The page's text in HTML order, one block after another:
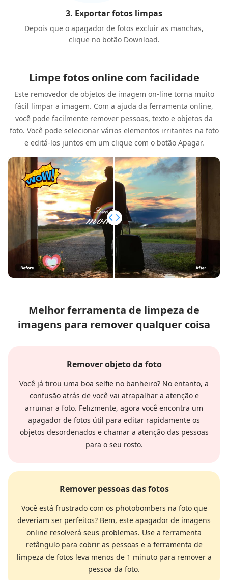
3. Exportar fotos limpas
Depois que o apagador de fotos excluir as manchas,
clique no botão Download.
Limpe fotos online com facilidade
Este removedor de objetos de imagem on-line torna muito
fácil limpar a imagem. Com a ajuda da ferramenta online,
você pode facilmente remover pessoas, texto e objetos da
foto. Você pode selecionar vários elementos irritantes na foto
e editá-los juntos em um clique com o botão Apagar.
Melhor ferramenta de limpeza de
imagens para remover qualquer coisa
Remover objeto da foto
Você já tirou uma boa selfie no banheiro? No entanto, a
confusão atrás de você vai atrapalhar a atenção e
arruinar a foto. Felizmente, agora você encontra um
apagador de fotos útil para editar rapidamente os
objetos desordenados e chamar a atenção das pessoas
para o seu rosto.
Remover pessoas das fotos
Você está frustrado com os photobombers na foto que
deveriam ser perfeitos? Bem, este apagador de imagens
online resolverá seus problemas. Use a ferramenta
retângulo para cobrir as pessoas e a ferramenta de
limpeza de fotos leva menos de 1 minuto para remover a
pessoa da foto.